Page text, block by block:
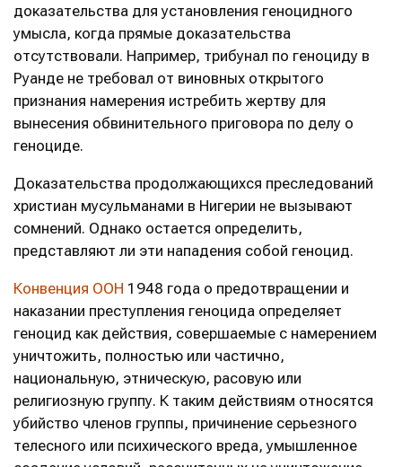
доказательства для установления геноцидного
умысла, когда прямые доказательства
отсутствовали. Например, трибунал по геноциду в
Руанде не требовал от виновных открытого
признания намерения истребить жертву для
вынесения обвинительного приговора по делу о
геноциде.
Доказательства продолжающихся преследований
христиан мусульманами в Нигерии не вызывают
сомнений. Однако остается определить,
представляют ли эти нападения собой геноцид.
Конвенция ООН 1948 года о предотвращении и
наказании преступления геноцида определяет
геноцид как действия, совершаемые с намерением
уничтожить, полностью или частично,
национальную, этническую, расовую или
религиозную группу. К таким действиям относятся
убийство членов группы, причинение серьезного
телесного или психического вреда, умышленное